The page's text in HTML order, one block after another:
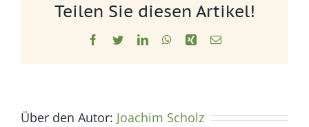
Teilen Sie diesen Artikel!
Facebook
TwitterLinkedInWhatsApp
Xing E-
Über den Autor: Joachim Scholz